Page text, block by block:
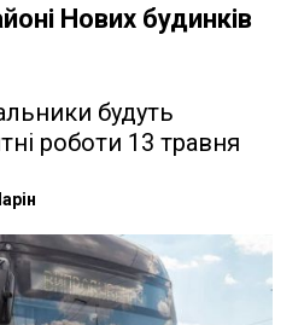
Нових будинків
будуть
роботи 13 травня